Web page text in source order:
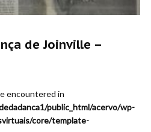
de Joinville –
encountered in
public_html/acervo/wp-
core/template-